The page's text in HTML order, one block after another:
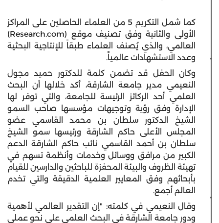
كما شمل التكريم 5 من العلماء الحاصلين على المراكز
الأولى والثانية وفق تصنيف موقع (Research.com)
العالمي، والذي يُصنف العلماء طبقاً للإنتاجية البحثية
وعدد الاستشهادات عالمياً.
وكان الحفل قد تضمن كلمة للدكتور حميد مجول
النعيمي مدير جامعة الشارقة، أكد خلالها أن البحث
العلمي أحد الركائز الرئيسة للجامعة، والتي توفر لها
الإدارة وفق رؤية وتوجيهات مؤسسها صاحب السمو
الشيخ الدكتور سلطان بن محمد القاسمي عضو
المجلس الأعلى حاكم الشارقة ورئيسها سمو الشيخ
سلطان بن أحمد القاسمي نائب حاكم الشارقة الدعم
الكبير من مرافق ووسائل وخدمات وأنظمة تسهم في
تهيئة الظروف والبيئة المحفزة للباحثين والدارسين للقيام
بأبحاثهم وفق المعايير العلمية الدقيقة والتي تخدم
العالم أجمع.
وقال النعيمي في كلمته: "إن التقدير العالمي لأهمية
ودور جامعة الشارقة في البحث العلمي على نحو عملي